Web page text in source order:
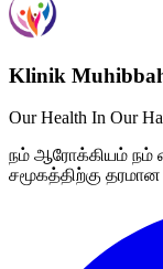
Klinik
Our Health In Our
நம் ஆரோக்கியம் நம்
சமூகத்திற்கு